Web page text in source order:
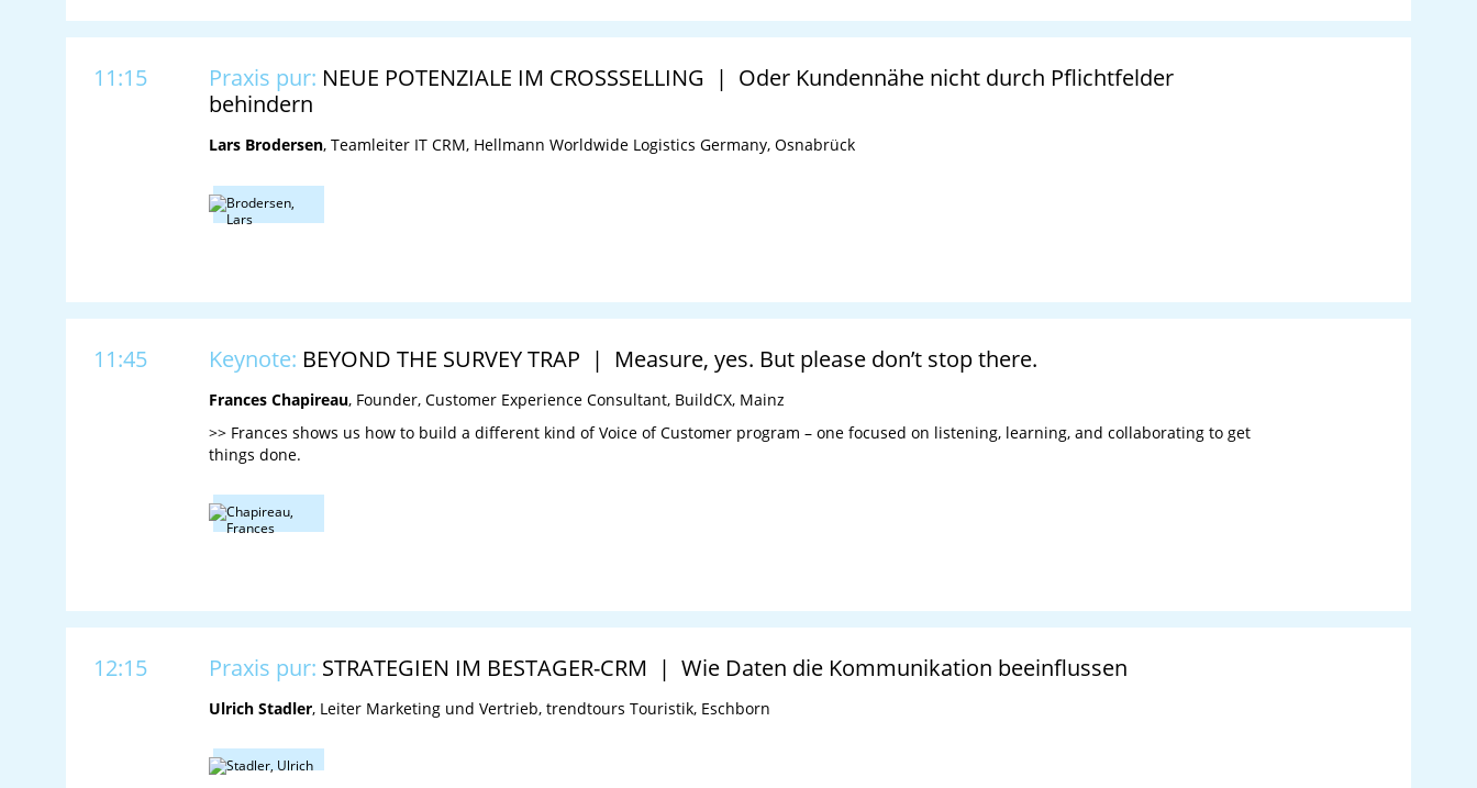
11:15 Praxis pur: NEUE POTENZIALE IM CROSSSELLING | Oder Kundennähe nicht durch Pflichtfelder
behindern
Lars Brodersen, Teamleiter IT CRM, Hellmann Worldwide Logistics Germany, Osnabrück
11:45 Keynote: BEYOND THE SURVEY TRAP | Measure, yes. But please don’t stop there.
Frances Chapireau, Founder, Customer Experience Consultant, BuildCX, Mainz
>> Frances shows us how to build a different kind of Voice of Customer program – one focused on listening, learning, and collaborating to get
things done.
12:15 Praxis pur: STRATEGIEN IM BESTAGER-CRM | Wie Daten die Kommunikation beeinflussen
Ulrich Stadler, Leiter Marketing und Vertrieb, trendtours Touristik, Eschborn